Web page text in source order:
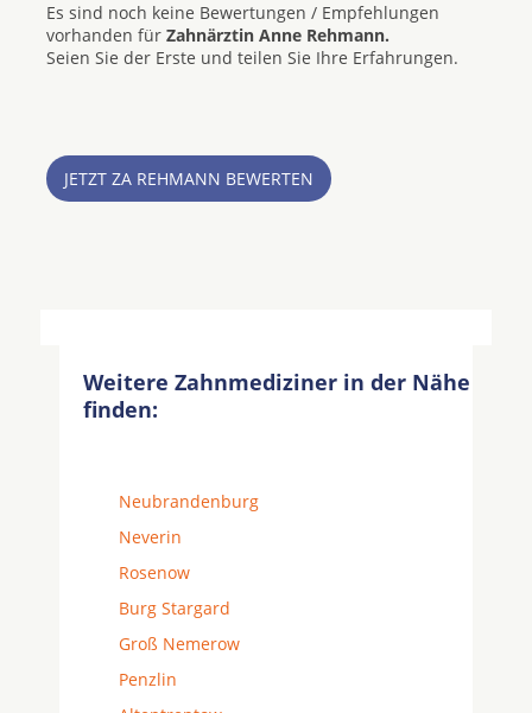
Es sind noch keine Bewertungen / Empfehlungen
vorhanden für Zahnärztin Anne Rehmann.
Seien Sie der Erste und teilen Sie Ihre Erfahrungen.
JETZT ZA REHMANN BEWERTEN
Weitere Zahnmediziner in der Nähe
finden:
Neubrandenburg
Neverin
Rosenow
Burg Stargard
Groß Nemerow
Penzlin